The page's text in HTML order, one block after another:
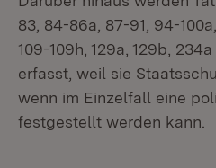
83, 84-86a, 87-91, 94-100a,
109-109h, 129a, 129b,
erfasst, weil sie
wenn im Einzelfall eine
festgestellt werden kann.